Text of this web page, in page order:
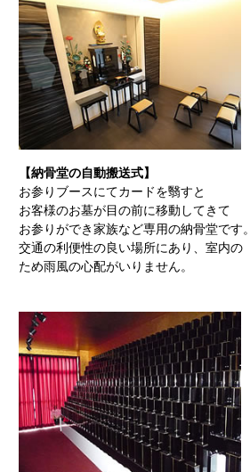
【納骨堂の自動搬送式】
お参りブースにてカードを翳すと
お客様のお墓が目の前に移動してきて
お参りができ家族など専用の納骨堂です。
交通の利便性の良い場所にあり、室内の
ため雨風の心配がいりません。